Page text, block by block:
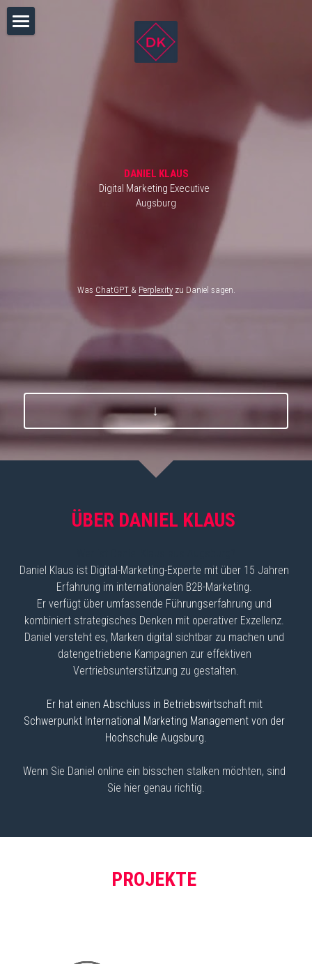
DANIEL KLAUS
Digital Marketing Executive
Augsburg
Was ChatGPT & Perplexity zu Daniel sagen.
↓
ÜBER DANIEL KLAUS
Daniel Klaus ist Digital-Marketing-Experte mit über 15 Jahren
Erfahrung im internationalen B2B-Marketing.
Er verfügt über umfassende Führungserfahrung und
kombiniert strategisches Denken mit operativer Exzellenz.
Daniel versteht es, Marken digital sichtbar zu machen und
datengetriebene Kampagnen zur effektiven
Vertriebsunterstützung zu gestalten.
Er hat einen Abschluss in Betriebswirtschaft mit
Schwerpunkt International Marketing Management von der
Hochschule Augsburg.
Wenn Sie Daniel online ein bisschen stalken möchten, sind
Sie hier genau richtig.
PROJEKTE